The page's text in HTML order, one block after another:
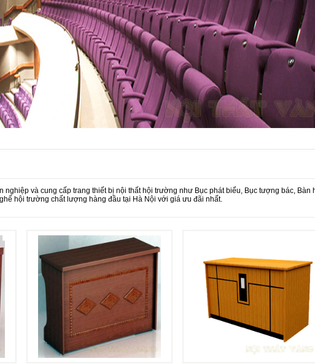
nghiệp và cung cấp trang thiết bị nội thất hội trường như Bục phát biểu, Bục tượng bác, Bàn
hội trường chất lượng hàng đầu tại Hà Nội với giá ưu đãi nhất.